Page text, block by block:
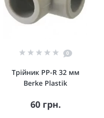
0
Трійник PP-R 32 мм
Berke Plastik
60 грн.